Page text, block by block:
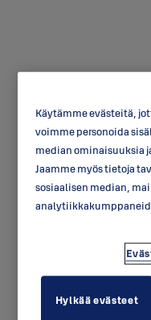
Käytämme evästeitä,
voimme personoida
median ominaisuuksia
Jaamme myös tietoja
sosiaalisen median,
Hylkää evästeet